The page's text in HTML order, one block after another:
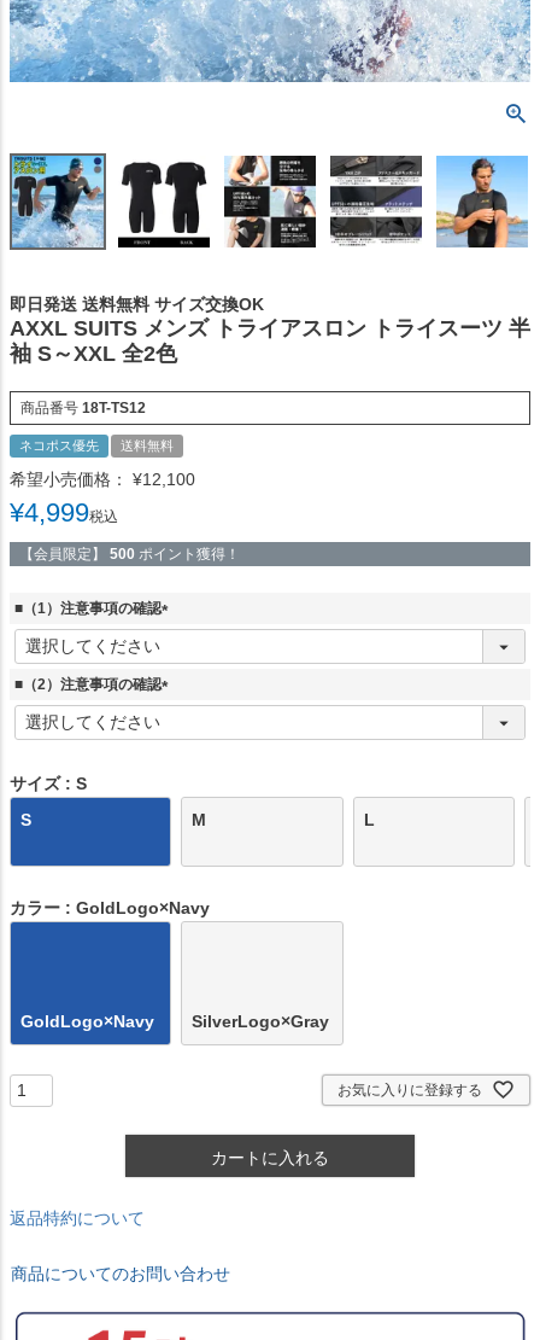
即日発送 送料無料 サイズ交換OK
AXXL SUITS メンズ トライアスロン トライスーツ 半
袖 S～XXL 全2色
商品番号 18T-TS12
ネコポス優先 送料無料
希望小売価格： ¥12,100
¥4,999税込
【会員限定】 500 ポイント獲得！
■（1）注意事項の確認
(
須
■（2）注意事項の確認
(
サイズ
S
S
M L
カラー GoldLogo×Navy
GoldLogo×Navy SilverLogo×Gray
お気に入りに登録する
カートに入れる
返品特約について
商品についてのお問い合わせ